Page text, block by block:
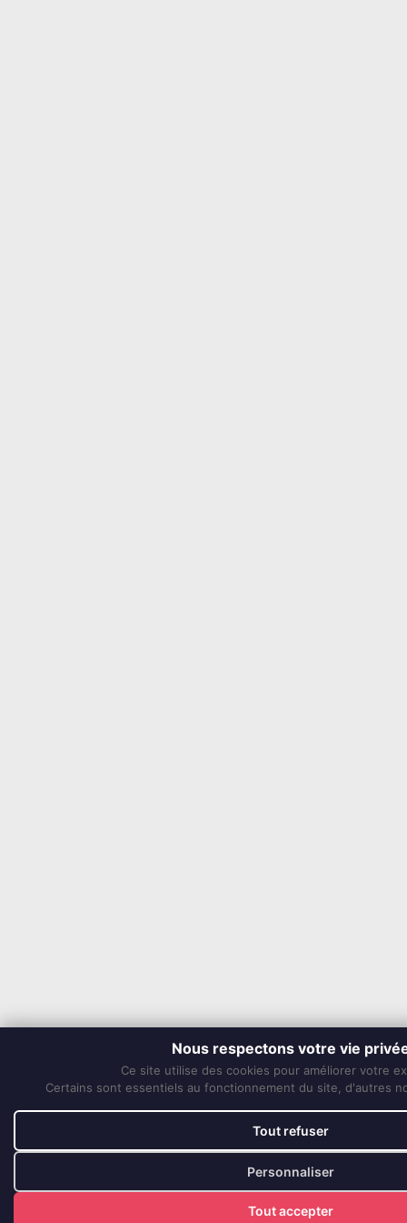
Nous respectons votre vie
Ce site utilise des cookies pour améliorer votre
Certains sont essentiels au fonctionnement du site, d'autres
Tout refuser
Personnaliser
Tout accepter